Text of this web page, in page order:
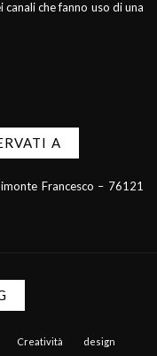
che fanno uso di una
A
Francesco – 76121
Creatività design